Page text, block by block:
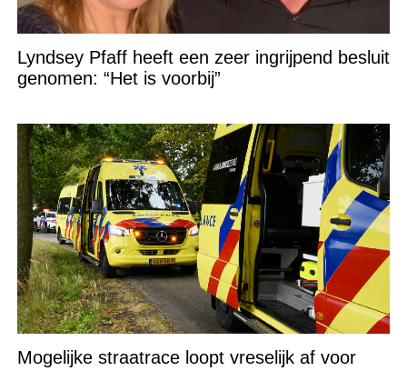
Lyndsey Pfaff heeft een zeer ingrijpend besluit
genomen: “Het is voorbij”
Mogelijke straatrace loopt vreselijk af voor